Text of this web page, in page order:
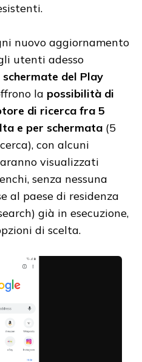
nuovo aggiornamento
utenti adesso
schermate del Play
la possibilità di
di ricerca fra 5
e per schermata (5
con alcuni
visualizzati
senza nessuna
al paese di residenza
già in esecuzione,
di scelta.